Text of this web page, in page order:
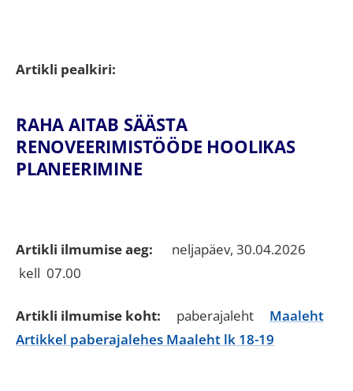
Artikli pealkiri:
RAHA AITAB SÄÄSTA
RENOVEERIMISTÖÖDE HOOLIKAS
PLANEERIMINE
Artikli ilmumise aeg: neljapäev, 30.04.2026
kell 07.00
Artikli ilmumise koht: paberajaleht Maaleht
Artikkel paberajalehes Maaleht lk 18-19